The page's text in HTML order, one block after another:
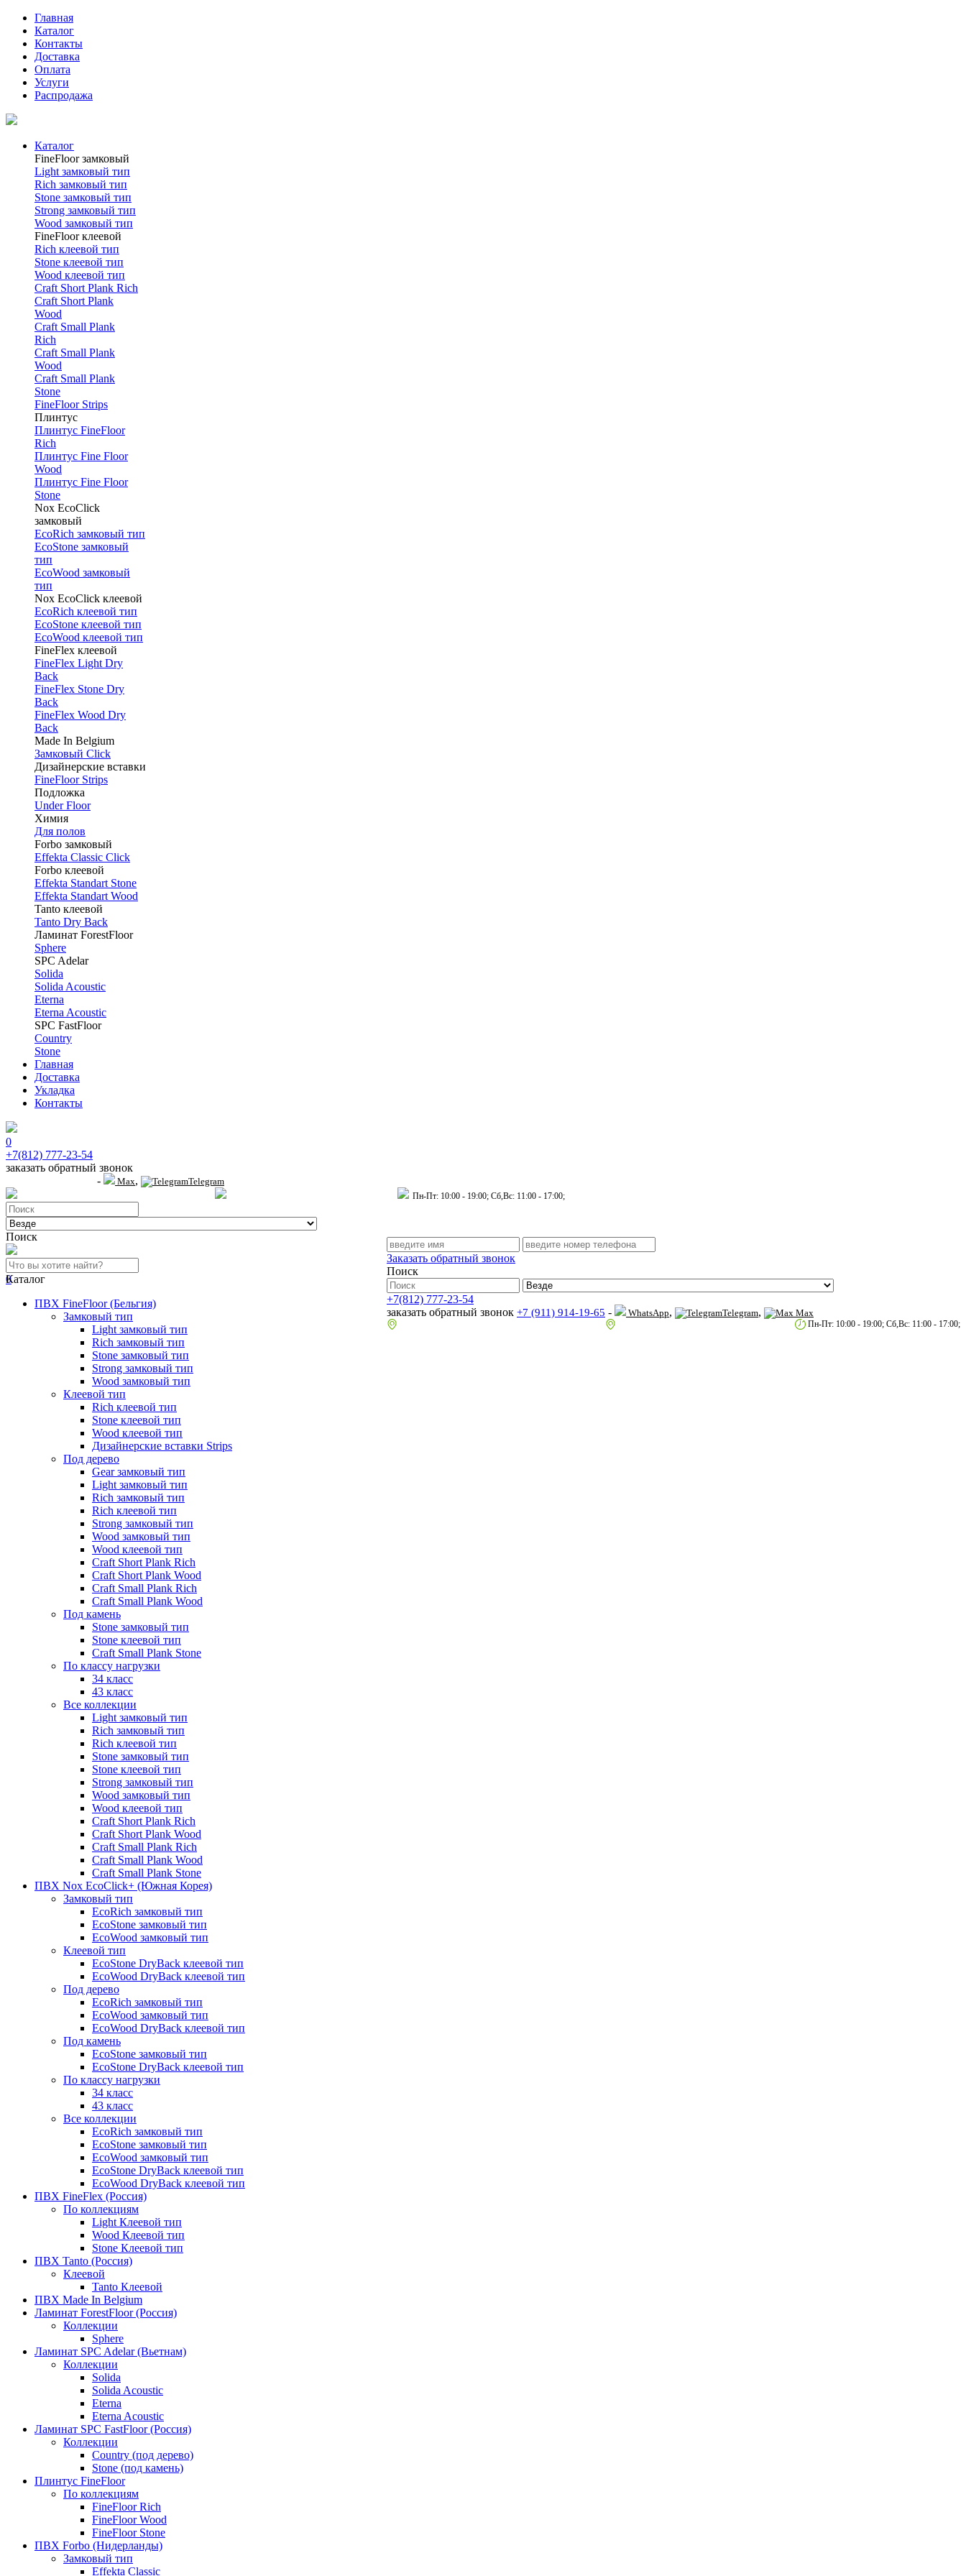
Главная
Каталог
Контакты
Доставка
Оплата
Услуги
Распродажа
Каталог
FineFloor замковый
Light замковый тип
Rich замковый тип
Stone замковый тип
Strong замковый тип
Wood замковый тип
FineFloor клеевой
Rich клеевой тип
Stone клеевой тип
Wood клеевой тип
Craft Short Plank Rich
Craft Short Plank
Wood
Craft Small Plank
Rich
Craft Small Plank
Wood
Craft Small Plank
Stone
FineFloor Strips
Плинтус
Плинтус FineFloor
Rich
Плинтус Fine Floor
Wood
Плинтус Fine Floor
Stone
Nox EcoClick
замковый
EcoRich замковый тип
EcoStone замковый
тип
EcoWood замковый
тип
Nox EcoClick клеевой
EcoRich клеевой тип
EcoStone клеевой тип
EcoWood клеевой тип
FineFlex клеевой
FineFlex Light Dry
Back
FineFlex Stone Dry
Back
FineFlex Wood Dry
Back
Made In Belgium
Замковый Click
Дизайнерские вставки
FineFloor Strips
Подложка
Under Floor
Химия
Для полов
Forbo замковый
Effekta Classic Click
Forbo клеевой
Effekta Standart Stone
Effekta Standart Wood
Tanto клеевой
Tanto Dry Back
Ламинат ForestFloor
Sphere
SPC Adelar
Solida
Solida Acoustic
Eterna
Eterna Acoustic
SPC FastFloor
Country
Stone
Главная
Доставка
Укладка
Контакты
0
+7(812) 777-23-54
заказать обратный звонок
- Max, Telegram
Пн-Пт: 10:00 - 19:00; Сб,Вс: 11:00 - 17:00;
Поиск
Заказать обратный звонок
Поиск
+7(812) 777-23-54
заказать обратный звонок +7 (911) 914-19-65 - WhatsApp, Telegram, Max
Пн-Пт: 10:00 - 19:00; Сб,Вс: 11:00 - 17:00;
0
Каталог
ПВХ FineFloor (Бельгия)
Замковый тип
Light замковый тип
Rich замковый тип
Stone замковый тип
Strong замковый тип
Wood замковый тип
Клеевой тип
Rich клеевой тип
Stone клеевой тип
Wood клеевой тип
Дизайнерские вставки Strips
Под дерево
Gear замковый тип
Light замковый тип
Rich замковый тип
Rich клеевой тип
Strong замковый тип
Wood замковый тип
Wood клеевой тип
Craft Short Plank Rich
Craft Short Plank Wood
Craft Small Plank Rich
Craft Small Plank Wood
Под камень
Stone замковый тип
Stone клеевой тип
Craft Small Plank Stone
По классу нагрузки
34 класс
43 класс
Все коллекции
Light замковый тип
Rich замковый тип
Rich клеевой тип
Stone замковый тип
Stone клеевой тип
Strong замковый тип
Wood замковый тип
Wood клеевой тип
Craft Short Plank Rich
Craft Short Plank Wood
Craft Small Plank Rich
Craft Small Plank Wood
Craft Small Plank Stone
ПВХ Nox EcoClick+ (Южная Корея)
Замковый тип
EcoRich замковый тип
EcoStone замковый тип
EcoWood замковый тип
Клеевой тип
EcoStone DryBack клеевой тип
EcoWood DryBack клеевой тип
Под дерево
EcoRich замковый тип
EcoWood замковый тип
EcoWood DryBack клеевой тип
Под камень
EcoStone замковый тип
EcoStone DryBack клеевой тип
По классу нагрузки
34 класс
43 класс
Все коллекции
EcoRich замковый тип
EcoStone замковый тип
EcoWood замковый тип
EcoStone DryBack клеевой тип
EcoWood DryBack клеевой тип
ПВХ FineFlex (Россия)
По коллекциям
Light Клеевой тип
Wood Клеевой тип
Stone Клеевой тип
ПВХ Tanto (Россия)
Клеевой
Tanto Клеевой
ПВХ Made In Belgium
Ламинат ForestFloor (Россия)
Коллекции
Sphere
Ламинат SPC Adelar (Вьетнам)
Коллекции
Solida
Solida Acoustic
Eterna
Eterna Acoustic
Ламинат SPC FastFloor (Россия)
Коллекции
Country (под дерево)
Stone (под камень)
Плинтус FineFloor
По коллекциям
FineFloor Rich
FineFloor Wood
FineFloor Stone
ПВХ Forbo (Нидерланды)
Замковый тип
Effekta Classic